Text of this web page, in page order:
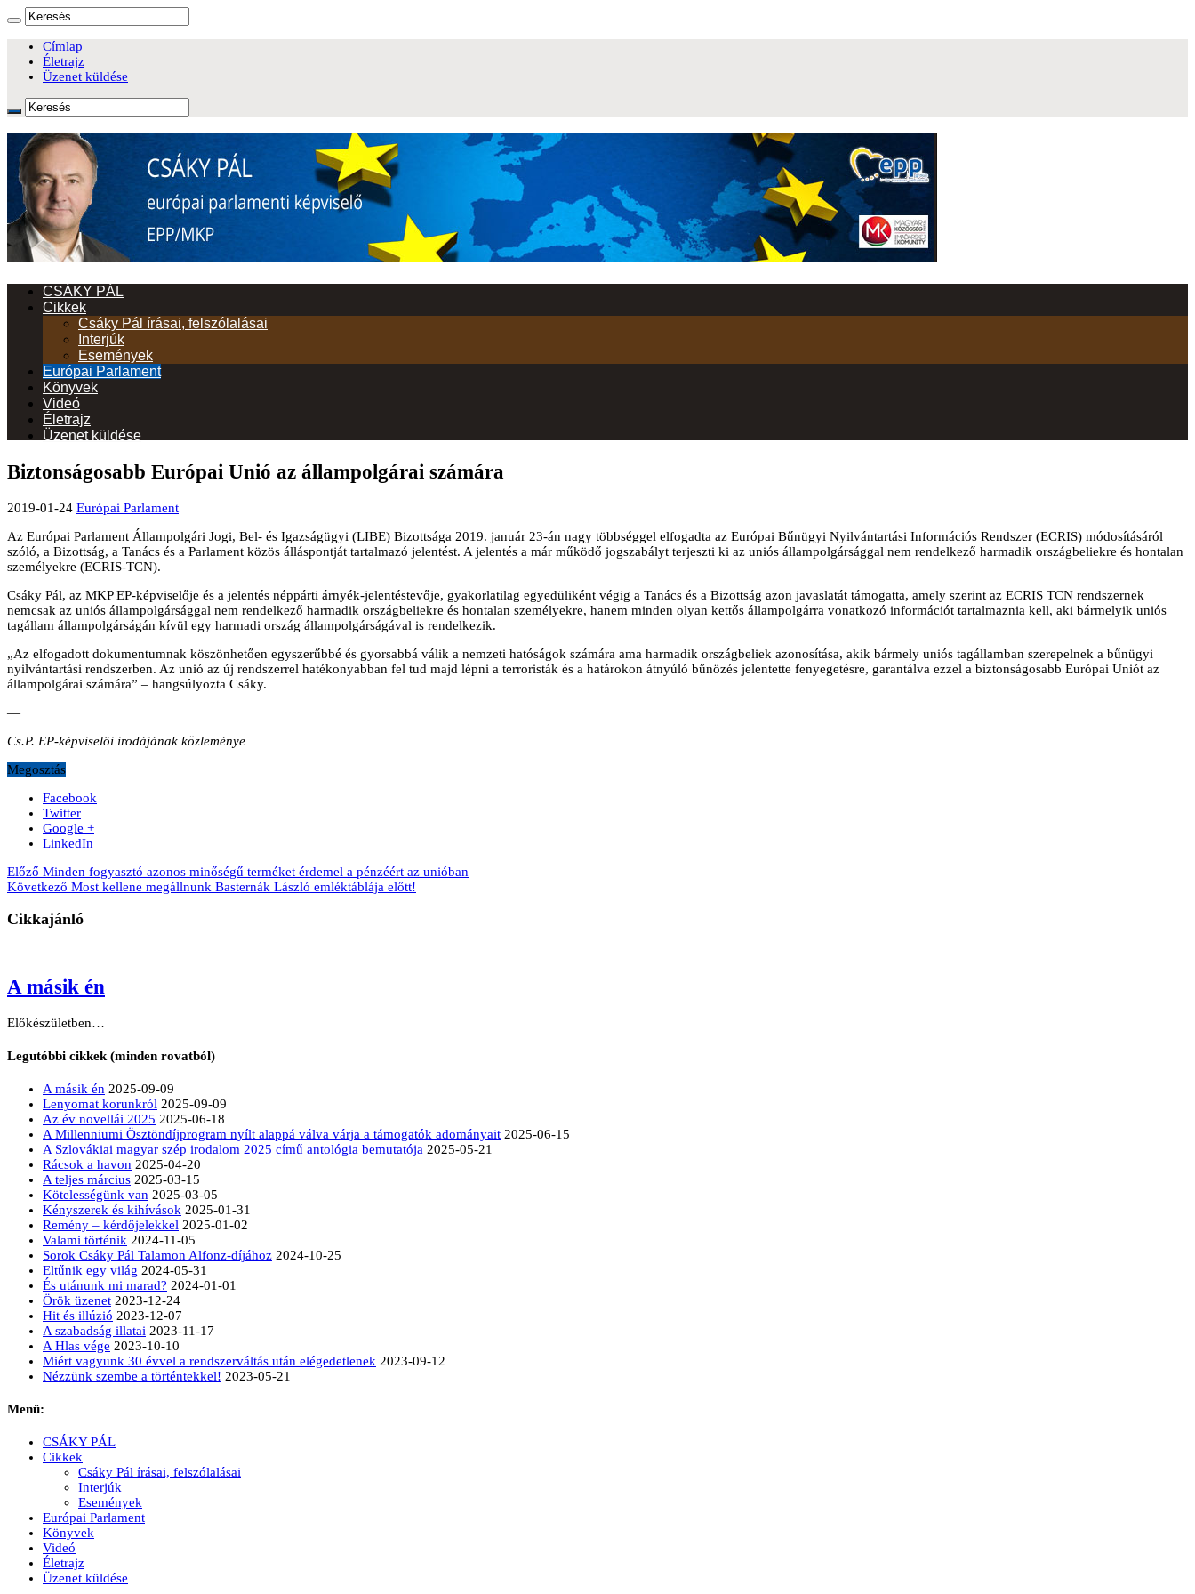
Címlap
Életrajz
Üzenet küldése
CSÁKY PÁL
Cikkek
Csáky Pál írásai, felszólalásai
Interjúk
Események
Európai Parlament
Könyvek
Videó
Életrajz
Üzenet küldése
Biztonságosabb Európai Unió az állampolgárai számára
2019-01-24 Európai Parlament
Az Európai Parlament Állampolgári Jogi, Bel- és Igazságügyi (LIBE) Bizottsága 2019. január 23-án nagy többséggel elfogadta az Európai Bűnügyi Nyilvántartási Információs Rendszer (ECRIS) módosításáról
szóló, a Bizottság, a Tanács és a Parlament közös álláspontját tartalmazó jelentést. A jelentés a már működő jogszabályt terjeszti ki az uniós állampolgársággal nem rendelkező harmadik országbeliekre és hontalan
személyekre (ECRIS-TCN).
Csáky Pál, az MKP EP-képviselője és a jelentés néppárti árnyék-jelentéstevője, gyakorlatilag egyedüliként végig a Tanács és a Bizottság azon javaslatát támogatta, amely szerint az ECRIS TCN rendszernek
nemcsak az uniós állampolgársággal nem rendelkező harmadik országbeliekre és hontalan személyekre, hanem minden olyan kettős állampolgárra vonatkozó információt tartalmaznia kell, aki bármelyik uniós
tagállam állampolgárságán kívül egy harmadi ország állampolgárságával is rendelkezik.
„Az elfogadott dokumentumnak köszönhetően egyszerűbbé és gyorsabbá válik a nemzeti hatóságok számára ama harmadik országbeliek azonosítása, akik bármely uniós tagállamban szerepelnek a bűnügyi
nyilvántartási rendszerben. Az unió az új rendszerrel hatékonyabban fel tud majd lépni a terroristák és a határokon átnyúló bűnözés jelentette fenyegetésre, garantálva ezzel a biztonságosabb Európai Uniót az
állampolgárai számára” – hangsúlyozta Csáky.
—
Cs.P. EP-képviselői irodájának közleménye
Megosztás
Facebook
Twitter
Google +
LinkedIn
Előző Minden fogyasztó azonos minőségű terméket érdemel a pénzéért az unióban
Következő Most kellene megállnunk Basternák László emléktáblája előtt!
Cikkajánló
A másik én
Előkészületben…
Legutóbbi cikkek (minden rovatból)
A másik én 2025-09-09
Lenyomat korunkról 2025-09-09
Az év novellái 2025 2025-06-18
A Millenniumi Ösztöndíjprogram nyílt alappá válva várja a támogatók adományait 2025-06-15
A Szlovákiai magyar szép irodalom 2025 című antológia bemutatója 2025-05-21
Rácsok a havon 2025-04-20
A teljes március 2025-03-15
Kötelességünk van 2025-03-05
Kényszerek és kihívások 2025-01-31
Remény – kérdőjelekkel 2025-01-02
Valami történik 2024-11-05
Sorok Csáky Pál Talamon Alfonz-díjához 2024-10-25
Eltűnik egy világ 2024-05-31
És utánunk mi marad? 2024-01-01
Örök üzenet 2023-12-24
Hit és illúzió 2023-12-07
A szabadság illatai 2023-11-17
A Hlas vége 2023-10-10
Miért vagyunk 30 évvel a rendszerváltás után elégedetlenek 2023-09-12
Nézzünk szembe a történtekkel! 2023-05-21
Menü:
CSÁKY PÁL
Cikkek
Csáky Pál írásai, felszólalásai
Interjúk
Események
Európai Parlament
Könyvek
Videó
Életrajz
Üzenet küldése